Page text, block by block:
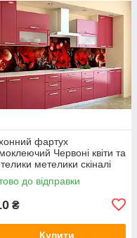
фартух
Червоні квіти та
метелики скіналі
кухні наклейка ПВХ
мм
до відправки
₴
Купити